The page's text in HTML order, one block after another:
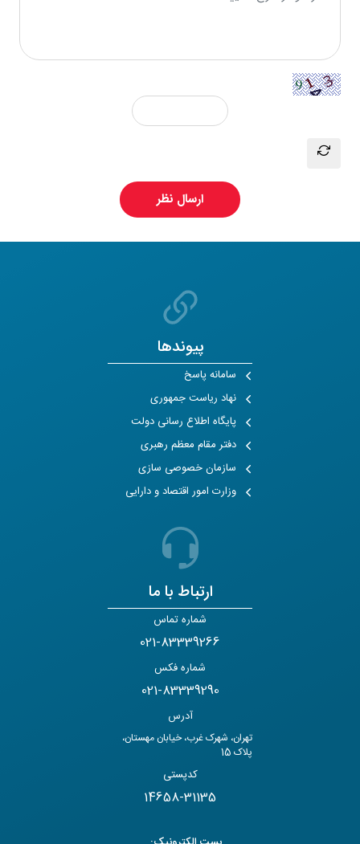
ارسال نظر
پیوندها
سامانه پاسخ
نهاد ریاست جمهوری
پایگاه اطلاع رسانی دولت
دفتر مقام معظم رهبری
سازمان خصوصی سازی
وزارت امور اقتصاد و دارایی
ارتباط با ما
شماره تماس
021-83339266
شماره فکس
021-83339290
آدرس
تهران، شهرک غرب، خیابان مهستان،
پلاک 15
کدپستی
14658-31135